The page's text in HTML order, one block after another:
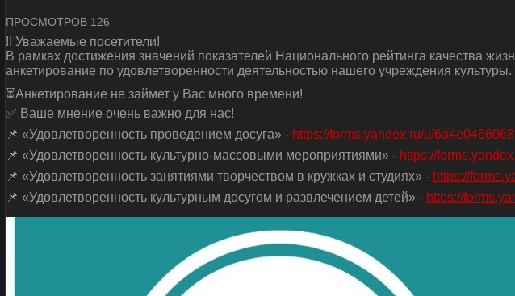
ПРОСМОТРОВ 126
‼ Уважаемые посетители!
В рамках достижения значений показателей Национального рейтинга качества
анкетирование по удовлетворенности деятельностью нашего учреждения культуры.
⏳Анкетирование не займет у Вас много времени!
✅ Ваше мнение очень важно для нас!
📌 «Удовлетворенность проведением досуга» - https://forms.yandex.ru/u/
📌 «Удовлетворенность культурно-массовыми мероприятиями» - https://
📌 «Удовлетворенность занятиями творчеством в кружках и студиях» - https://
📌 «Удовлетворенность культурным досугом и развлечением детей» - https://